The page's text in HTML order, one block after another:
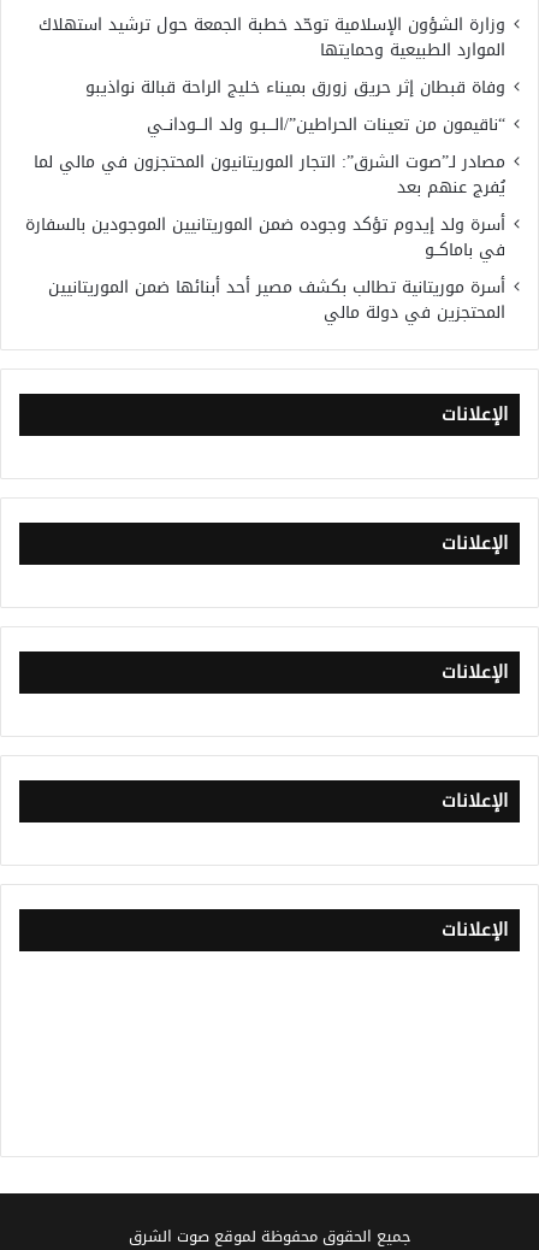
وزارة الشؤون الإسلامية توحّد خطبة الجمعة حول ترشيد استهلاك
الموارد الطبيعية وحمايتها
وفاة قبطان إثر حريق زورق بميناء خليج الراحة قبالة نواذيبو
“ناقيمون من تعينات الحراطين”/الـــبـو ولد الـــودانــي
مصادر لـ”صوت الشرق”: التجار الموريتانيون المحتجزون في مالي لما
يُفرج عنهم بعد
أسرة ولد إيدوم تؤكد وجوده ضمن الموريتانيين الموجودين بالسفارة
في باماكــو
أسرة موريتانية تطالب بكشف مصير أحد أبنائها ضمن الموريتانيين
المحتجزين في دولة مالي
الإعلانات
الإعلانات
الإعلانات
الإعلانات
الإعلانات
جميع الحقوق محفوظة لموقع صوت الشرق